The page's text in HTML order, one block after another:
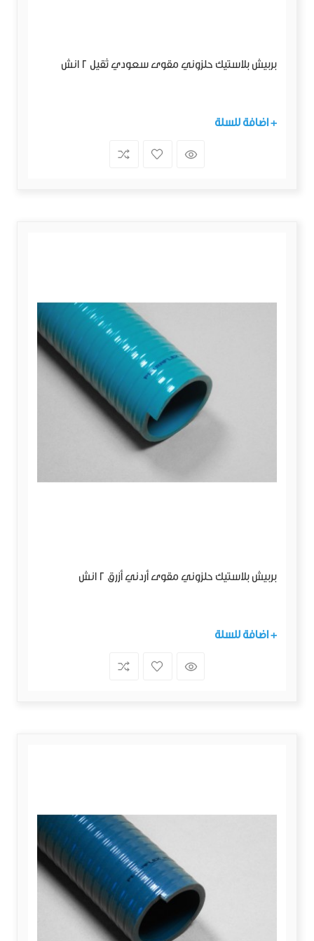
بربيش بلاستيك حلزوني مقوى سعودي ثقيل 2 انش
+ اضافة للسلة
بربيش بلاستيك حلزوني مقوى أردني أزرق 2 انش
+ اضافة للسلة